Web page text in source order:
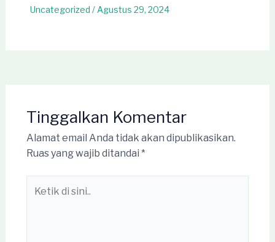
Uncategorized /Agustus 29, 2024
Tinggalkan Komentar
Alamat email Anda tidak akan dipublikasikan.
Ruas yang wajib ditandai *